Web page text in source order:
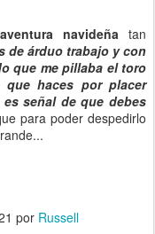
aventura navideñatan
de árduo trabajo y con
que me pillaba el toro
haces por placer
señal de que debes
para poder despedirlo
por Russell